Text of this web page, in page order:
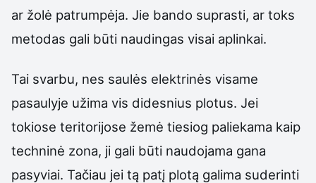
ar žolė patrumpėja. Jie bando suprasti, ar toks
metodas gali būti naudingas visai aplinkai.
Tai svarbu, nes saulės elektrinės visame
pasaulyje užima vis didesnius plotus. Jei
tokiose teritorijose žemė tiesiog paliekama kaip
techninė zona, ji gali būti naudojama gana
pasyviai. Tačiau jei tą patį plotą galima suderinti